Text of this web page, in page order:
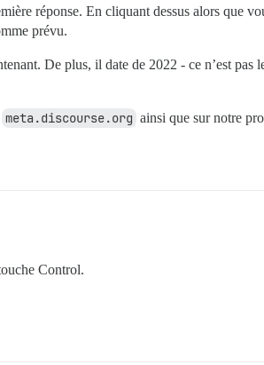
réponse. En cliquant dessus alors que
prévu.
De plus, il date de 2022 - ce n’est pas
meta.discourse.org ainsi que sur notre
Control.